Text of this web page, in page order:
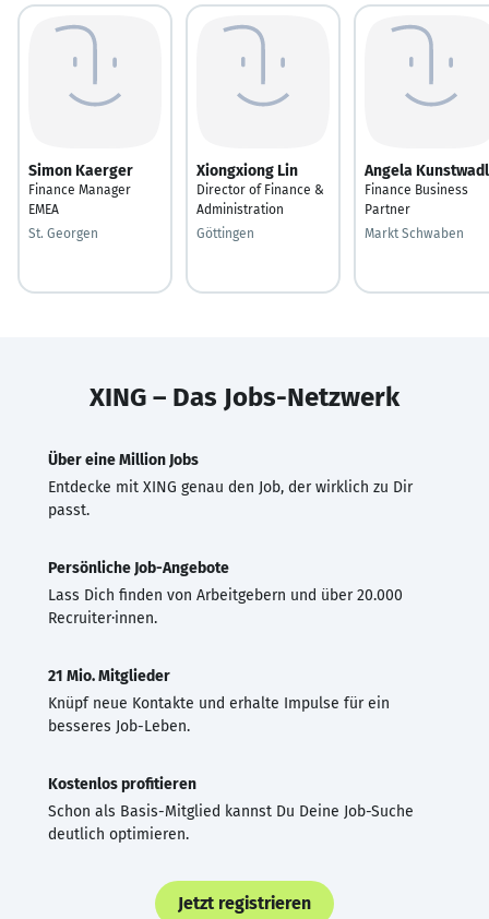
Simon Kaerger
Finance Manager
EMEA
St. Georgen
Xiongxiong Lin
Director of Finance &
Administration
Göttingen
Angela Kunstwadl
Finance Business
Partner
Markt Schwaben
XING – Das Jobs-Netzwerk
Über eine Million Jobs
Entdecke mit XING genau den Job, der wirklich zu Dir
passt.
Persönliche Job-Angebote
Lass Dich finden von Arbeitgebern und über 20.000
Recruiter·innen.
21 Mio. Mitglieder
Knüpf neue Kontakte und erhalte Impulse für ein
besseres Job-Leben.
Kostenlos profitieren
Schon als Basis-Mitglied kannst Du Deine Job-Suche
deutlich optimieren.
Jetzt registrieren